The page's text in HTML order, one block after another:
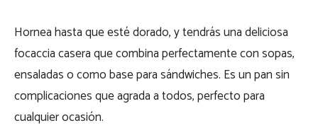
Hornea hasta que esté dorado, y tendrás una deliciosa
focaccia casera que combina perfectamente con sopas,
ensaladas o como base para sándwiches. Es un pan sin
complicaciones que agrada a todos, perfecto para
cualquier ocasión.